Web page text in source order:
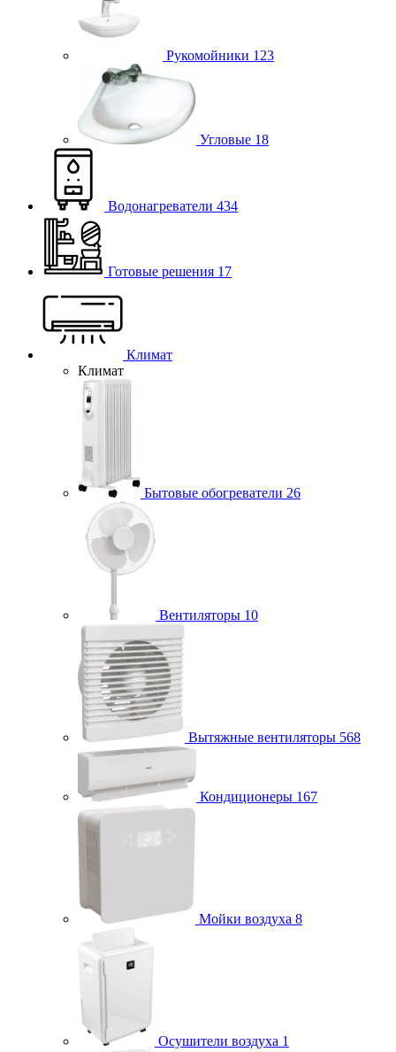
Рукомойники 123
Угловые 18
Водонагреватели 434
Готовые решения 17
Климат
Климат
Бытовые обогреватели 26
Вентиляторы 10
Вытяжные вентиляторы 568
Кондиционеры 167
Мойки воздуха 8
Осушители воздуха 1